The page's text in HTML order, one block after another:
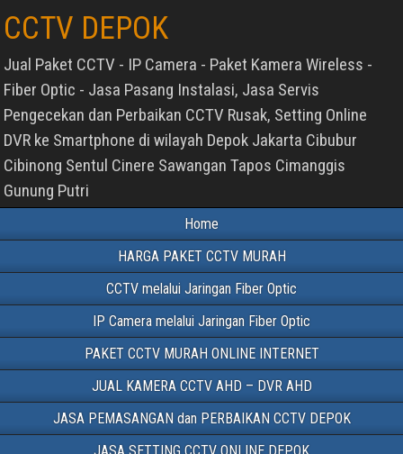
CCTV DEPOK
Jual Paket CCTV - IP Camera - Paket Kamera Wireless -
Fiber Optic - Jasa Pasang Instalasi, Jasa Servis
Pengecekan dan Perbaikan CCTV Rusak, Setting Online
DVR ke Smartphone di wilayah Depok Jakarta Cibubur
Cibinong Sentul Cinere Sawangan Tapos Cimanggis
Gunung Putri
Home
HARGA PAKET CCTV MURAH
CCTV melalui Jaringan Fiber Optic
IP Camera melalui Jaringan Fiber Optic
PAKET CCTV MURAH ONLINE INTERNET
JUAL KAMERA CCTV AHD – DVR AHD
JASA PEMASANGAN dan PERBAIKAN CCTV DEPOK